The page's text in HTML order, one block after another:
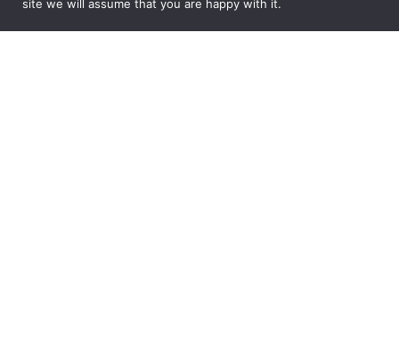
site we will assume that you are happy with it.